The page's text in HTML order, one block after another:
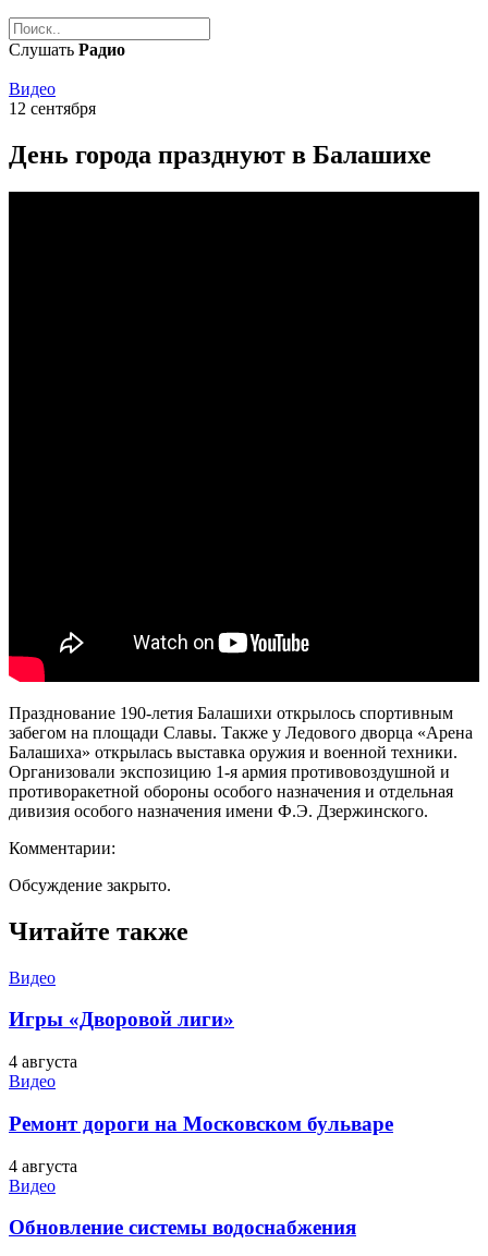
Слушать Радио
Видео
12 сентября
День города празднуют в Балашихе
Празднование 190-летия Балашихи открылось спортивным
забегом на площади Славы. Также у Ледового дворца «Арена
Балашиха» открылась выставка оружия и военной техники.
Организовали экспозицию 1-я армия противовоздушной и
противоракетной обороны особого назначения и отдельная
дивизия особого назначения имени Ф.Э. Дзержинского.
Комментарии:
Обсуждение закрыто.
Читайте также
Видео
Игры «Дворовой лиги»
4 августа
Видео
Ремонт дороги на Московском бульваре
4 августа
Видео
Обновление системы водоснабжения